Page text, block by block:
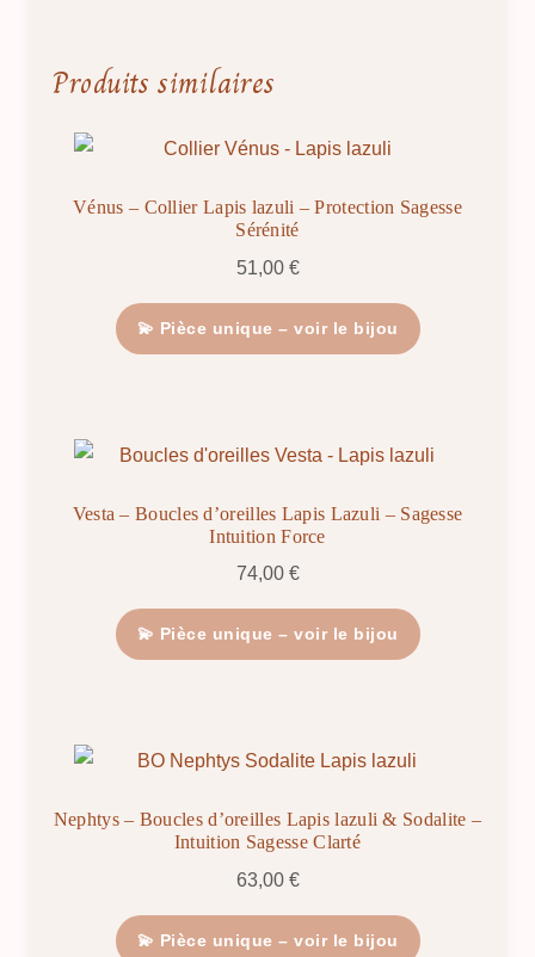
Produits similaires
Vénus – Collier Lapis lazuli – Protection Sagesse
Sérénité
51,00 €
💫 Pièce unique – voir le bijou
Vesta – Boucles d’oreilles Lapis Lazuli – Sagesse
Intuition Force
74,00 €
💫 Pièce unique – voir le bijou
Nephtys – Boucles d’oreilles Lapis lazuli & Sodalite –
Intuition Sagesse Clarté
63,00 €
💫 Pièce unique – voir le bijou